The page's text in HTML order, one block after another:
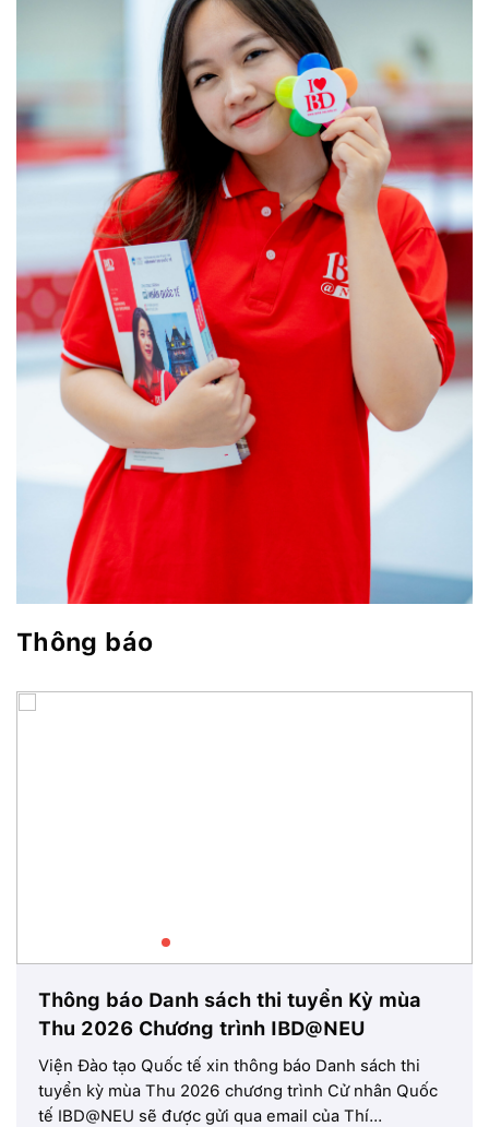
Thông báo
Thông báo Danh sách thi tuyển Kỳ mùa
Thu 2026 Chương trình IBD@NEU
Viện Đào tạo Quốc tế xin thông báo Danh sách thi
tuyển kỳ mùa Thu 2026 chương trình Cử nhân Quốc
tế IBD@NEU sẽ được gửi qua email của Thí...